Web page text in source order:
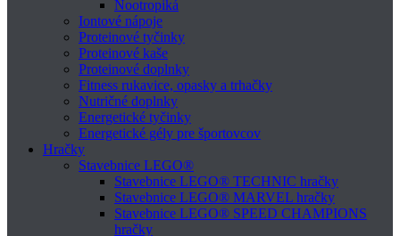
Nootropiká
Iontové nápoje
Proteinové tyčinky
Proteinové kaše
Proteinové doplnky
Fitness rukavice, opasky a trhačky
Nutričné doplnky
Energetické tyčinky
Energetické gély pre športovcov
Hračky
Stavebnice LEGO®
Stavebnice LEGO® TECHNIC hračky
Stavebnice LEGO® MARVEL hračky
Stavebnice LEGO® SPEED CHAMPIONS
hračky